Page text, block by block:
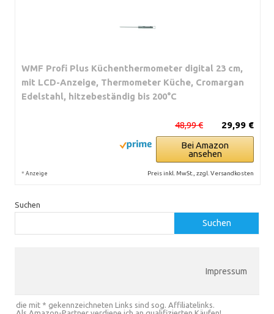
WMF Profi Plus Küchenthermometer digital 23 cm,
mit LCD-Anzeige, Thermometer Küche, Cromargan
Edelstahl, hitzebeständig bis 200°C
29,99 €
48,99 €
Bei Amazon
ansehen
* Anzeige Preis inkl. MwSt., zzgl. Versandkosten
Suchen
Suchen
Impressum
die mit * gekennzeichneten Links sind sog. Affiliatelinks.